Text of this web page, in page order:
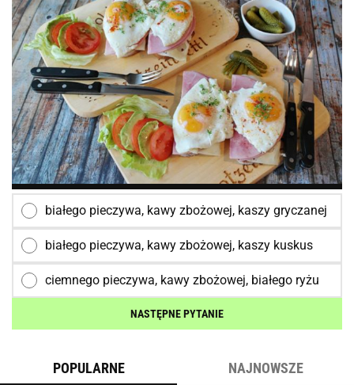
białego pieczywa, kawy zbożowej, kaszy gryczanej
białego pieczywa, kawy zbożowej, kaszy kuskus
ciemnego pieczywa, kawy zbożowej, białego ryżu
NASTĘPNE PYTANIE
POPULARNE NAJNOWSZE